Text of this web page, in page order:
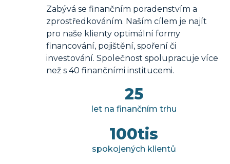
Zabývá se finančním poradenstvím a
zprostředkováním. Naším cílem je najít
pro naše klienty optimální formy
financování, pojištění, spoření či
investování. Společnost spolupracuje více
než s 40 finančními institucemi.
let na finančním trhu
25
spokojených klientů
100tis